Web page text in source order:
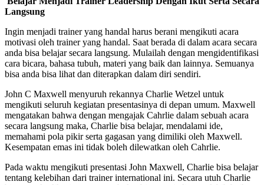
Langsung
Ingin menjadi trainer yang handal harus berani mengikuti acara
motivasi oleh trainer yang handal. Saat berada di dalam acara secara
anda bisa belajar secara langsung. Mulailah dengan mengidentifikasi
cara bicara, bahasa tubuh, materi yang baik dan lainnya. Semuanya
bisa anda bisa lihat dan diterapkan dalam diri sendiri.
John C Maxwell menyuruh rekannya Charlie Wetzel untuk
mengikuti seluruh kegiatan presentasinya di depan umum. Maxwell
mengatakan bahwa dengan mengajak Cahrlie dalam sebuah acara
secara langsung maka, Charlie bisa belajar, mendalami ide,
memahami pola pikir serta gagasan yang dimiliki oleh Maxwell.
Kesempatan emas ini tidak boleh dilewatkan oleh Cahrlie.
Pada waktu mengikuti presentasi John Maxwell, Charlie bisa belajar
tentang kelebihan dari trainer international ini. Secara utuh Charlie